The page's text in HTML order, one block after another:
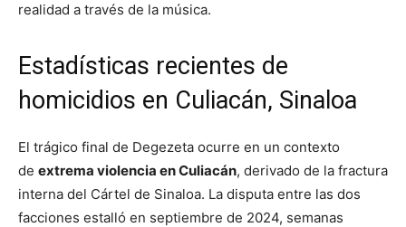
realidad a través de la música.
Estadísticas recientes de
homicidios en Culiacán, Sinaloa
El trágico final de Degezeta ocurre en un contexto
de extrema violencia en Culiacán, derivado de la fractura
interna del Cártel de Sinaloa. La disputa entre las dos
facciones estalló en septiembre de 2024, semanas